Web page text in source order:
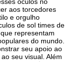
aos torcedores
e orgulho
de sol times de
representam
do mundo.
seu apoio ao
seu visual. Além